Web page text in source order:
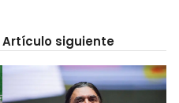
Artículo siguiente